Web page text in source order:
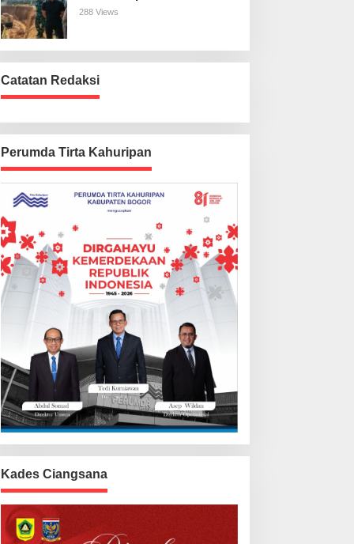
Harus Beres
288 Views
Catatan Redaksi
Perumda Tirta Kahuripan
Kades Ciangsana